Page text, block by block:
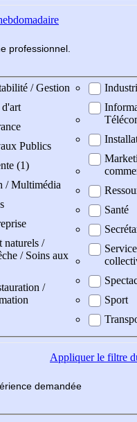
professionnel
/ Gestion
Publics
(1)
/ Multimédia
naturels /
/ Soins aux
/
Santé
Sport
Appliquerle filtre
demandée